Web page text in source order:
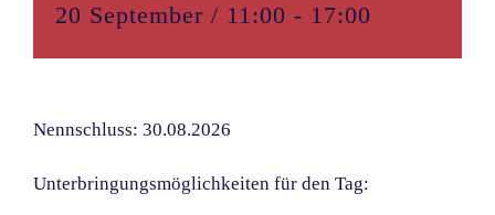
20 September / 11:00 - 17:00
Nennschluss: 30.08.2026
Unterbringungsmöglichkeiten für den Tag: